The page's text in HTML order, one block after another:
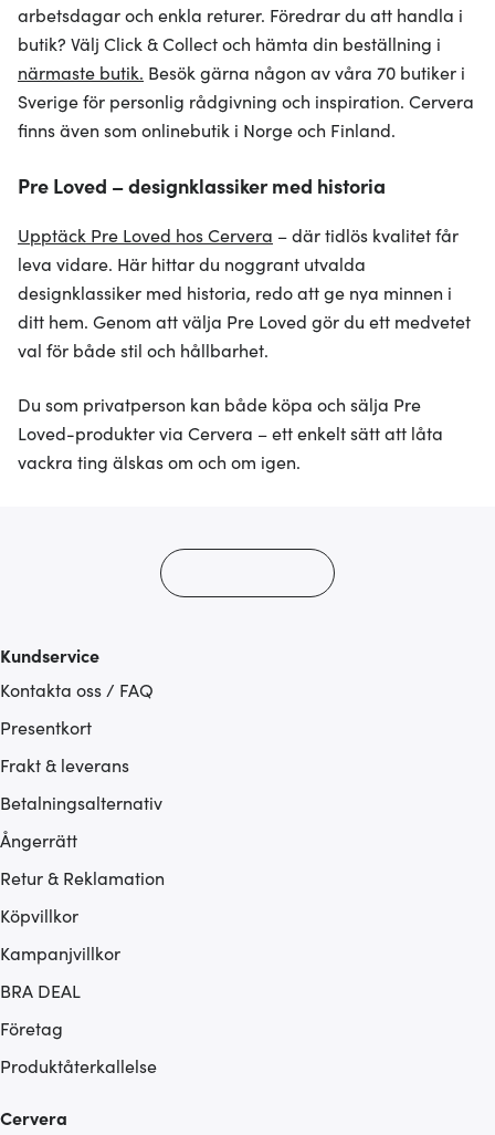
arbetsdagar och enkla returer. Föredrar du att handla i
butik? Välj Click & Collect och hämta din beställning i
närmaste butik. Besök gärna någon av våra 70 butiker i
Sverige för personlig rådgivning och inspiration. Cervera
finns även som onlinebutik i Norge och Finland.
Pre Loved – designklassiker med historia
Upptäck Pre Loved hos Cervera – där tidlös kvalitet får
leva vidare. Här hittar du noggrant utvalda
designklassiker med historia, redo att ge nya minnen i
ditt hem. Genom att välja Pre Loved gör du ett medvetet
val för både stil och hållbarhet.
Du som privatperson kan både köpa och sälja Pre
Loved-produkter via Cervera – ett enkelt sätt att låta
vackra ting älskas om och om igen.
Kundservice
Kontakta oss / FAQ
Presentkort
Frakt & leverans
Betalningsalternativ
Ångerrätt
Retur & Reklamation
Köpvillkor
Kampanjvillkor
BRA DEAL
Företag
Produktåterkallelse
Cervera